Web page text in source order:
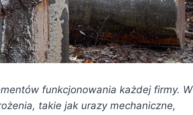
funkcjonowania każdej firmy. W
takie jak urazy mechaniczne,